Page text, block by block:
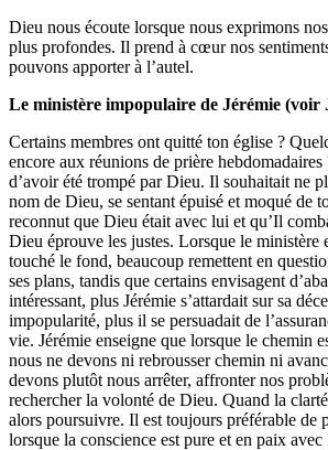
Dieu nous écoute lorsque nous exprimons
plus profondes. Il prend à cœur nos
pouvons apporter à l’autel.
Le ministère impopulaire de Jérémie (voir
Certains membres ont quitté ton église ?
encore aux réunions de prière
d’avoir été trompé par Dieu. Il souhaitait ne
nom de Dieu, se sentant épuisé et moqué de
reconnut que Dieu était avec lui et qu’Il
Dieu éprouve les justes. Lorsque le ministère
touché le fond, beaucoup remettent en
ses plans, tandis que certains envisagent
intéressant, plus Jérémie s’attardait sur sa
impopularité, plus il se persuadait de
vie. Jérémie enseigne que lorsque le chemin
nous ne devons ni rebrousser chemin ni
devons plutôt nous arrêter, affronter nos
rechercher la volonté de Dieu. Quand la
alors poursuivre. Il est toujours préférable de
lorsque la conscience est pure et en paix avec